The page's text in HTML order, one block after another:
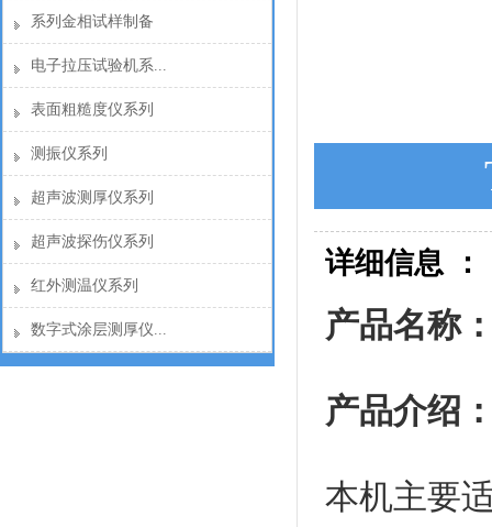
系列金相试样制备
电子拉压试验机系...
表面粗糙度仪系列
测振仪系列
超声波测厚仪系列
超声波探伤仪系列
红外测温仪系列
数字式涂层测厚仪...
详细信息 ：
产品名称
产品介绍
本机主要